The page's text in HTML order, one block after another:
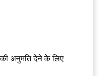
की अनुमति देने के लिए